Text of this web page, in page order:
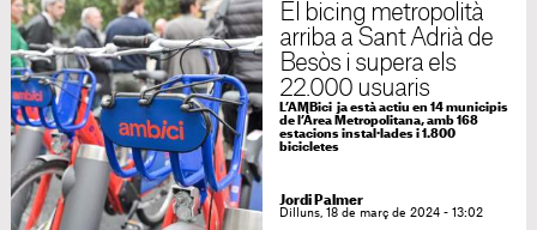
El bicing metropolità
arriba a Sant Adrià de
Besòs i supera els
22.000 usuaris
L’AMBici ja està actiu en 14 municipis
de l’Àrea Metropolitana, amb 168
estacions instal·lades i 1.800
bicicletes
Jordi Palmer
Dilluns, 18 de març de 2024 - 13:02